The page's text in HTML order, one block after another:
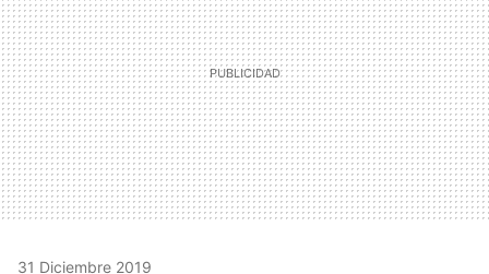
31 Diciembre 2019